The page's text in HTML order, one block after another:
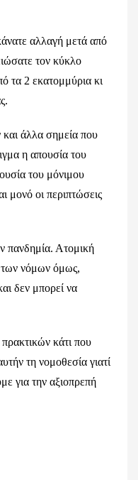
αλλαγή μετά από
τον κύκλο
τα 2 εκατομμύρια κι
άλλα σημεία που
η απουσία του
του μόνιμου
μονό οι περιπτώσεις
πανδημία. Ατομική
των νόμων όμως,
δεν μπορεί να
κάτι που
τη νομοθεσία γιατί
για την αξιοπρεπή